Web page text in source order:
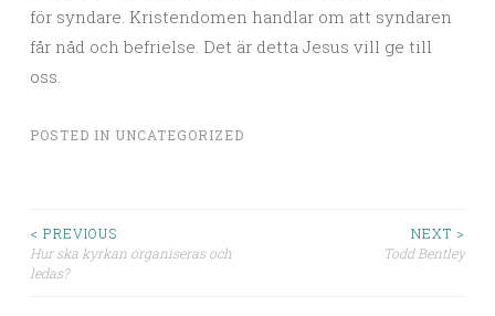
för syndare. Kristendomen handlar om att syndaren
får nåd och befrielse. Det är detta Jesus vill ge till
oss.
POSTED IN UNCATEGORIZED
Post navigation
< PREVIOUS
Hur ska kyrkan organiseras och
ledas?
NEXT >
Todd Bentley